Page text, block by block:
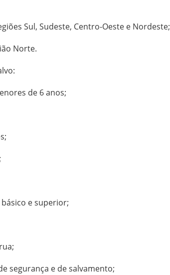
Sul, Sudeste, Centro-Oeste e Nordeste;
Norte.
de 6 anos;
e superior;
segurança e de salvamento;